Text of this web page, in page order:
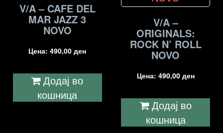
V/A – CAFE DEL
MAR JAZZ 3
NOVO
Цена:490,00ден
Додај во
кошница
V/A –
ORIGINALS:
ROCK N’ ROLL
NOVO
Цена: 490,00 ден
Додај во
кошница